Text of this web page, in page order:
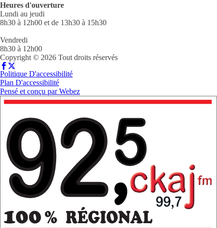
Heures d'ouverture
Lundi au jeudi
8h30 à 12h00 et de 13h30 à 15h30
Vendredi
8h30 à 12h00
Copyright © 2026 Tout droits réservés
Politique D'accessibilité
Plan D'accessibilité
Pensé et conçu parWebez